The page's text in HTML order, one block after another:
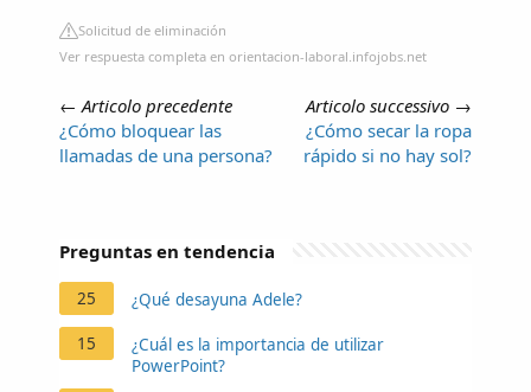
Solicitud de eliminación
Ver respuesta completa en orientacion-laboral.infojobs.net
← Articolo precedente
¿Cómo bloquear las
llamadas de una persona?
Articolo successivo →
¿Cómo secar la ropa
rápido si no hay sol?
Preguntas en tendencia
25 ¿Qué desayuna Adele?
15
¿Cuál es la importancia de utilizar
PowerPoint?